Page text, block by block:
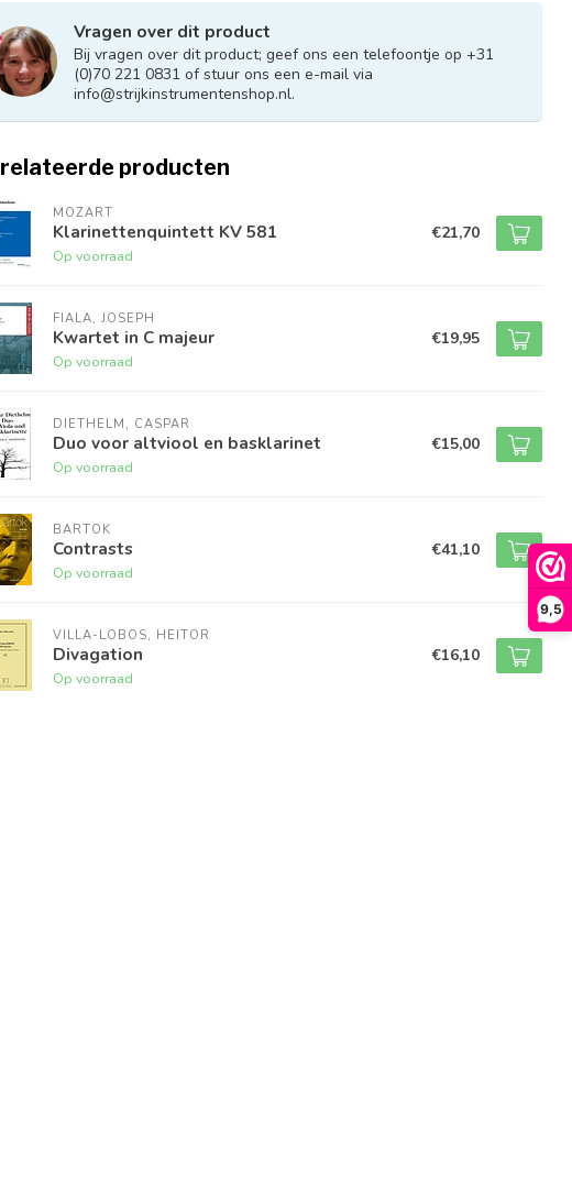
9,5
Vragen over dit product
Bij vragen over dit product; geef ons een telefoontje op +31
(0)70 221 0831 of stuur ons een e-mail via
info@strijkinstrumentenshop.nl.
producten
MOZART
Klarinettenquintett KV 581
Op voorraad
€21,70
FIALA, JOSEPH
Kwartet in C majeur
Op voorraad
€19,95
DIETHELM, CASPAR
Duo voor altviool en basklarinet
Op voorraad
€15,00
BARTOK
Contrasts
Op voorraad
€41,10
VILLA-LOBOS, HEITOR
Divagation
Op voorraad
€16,10